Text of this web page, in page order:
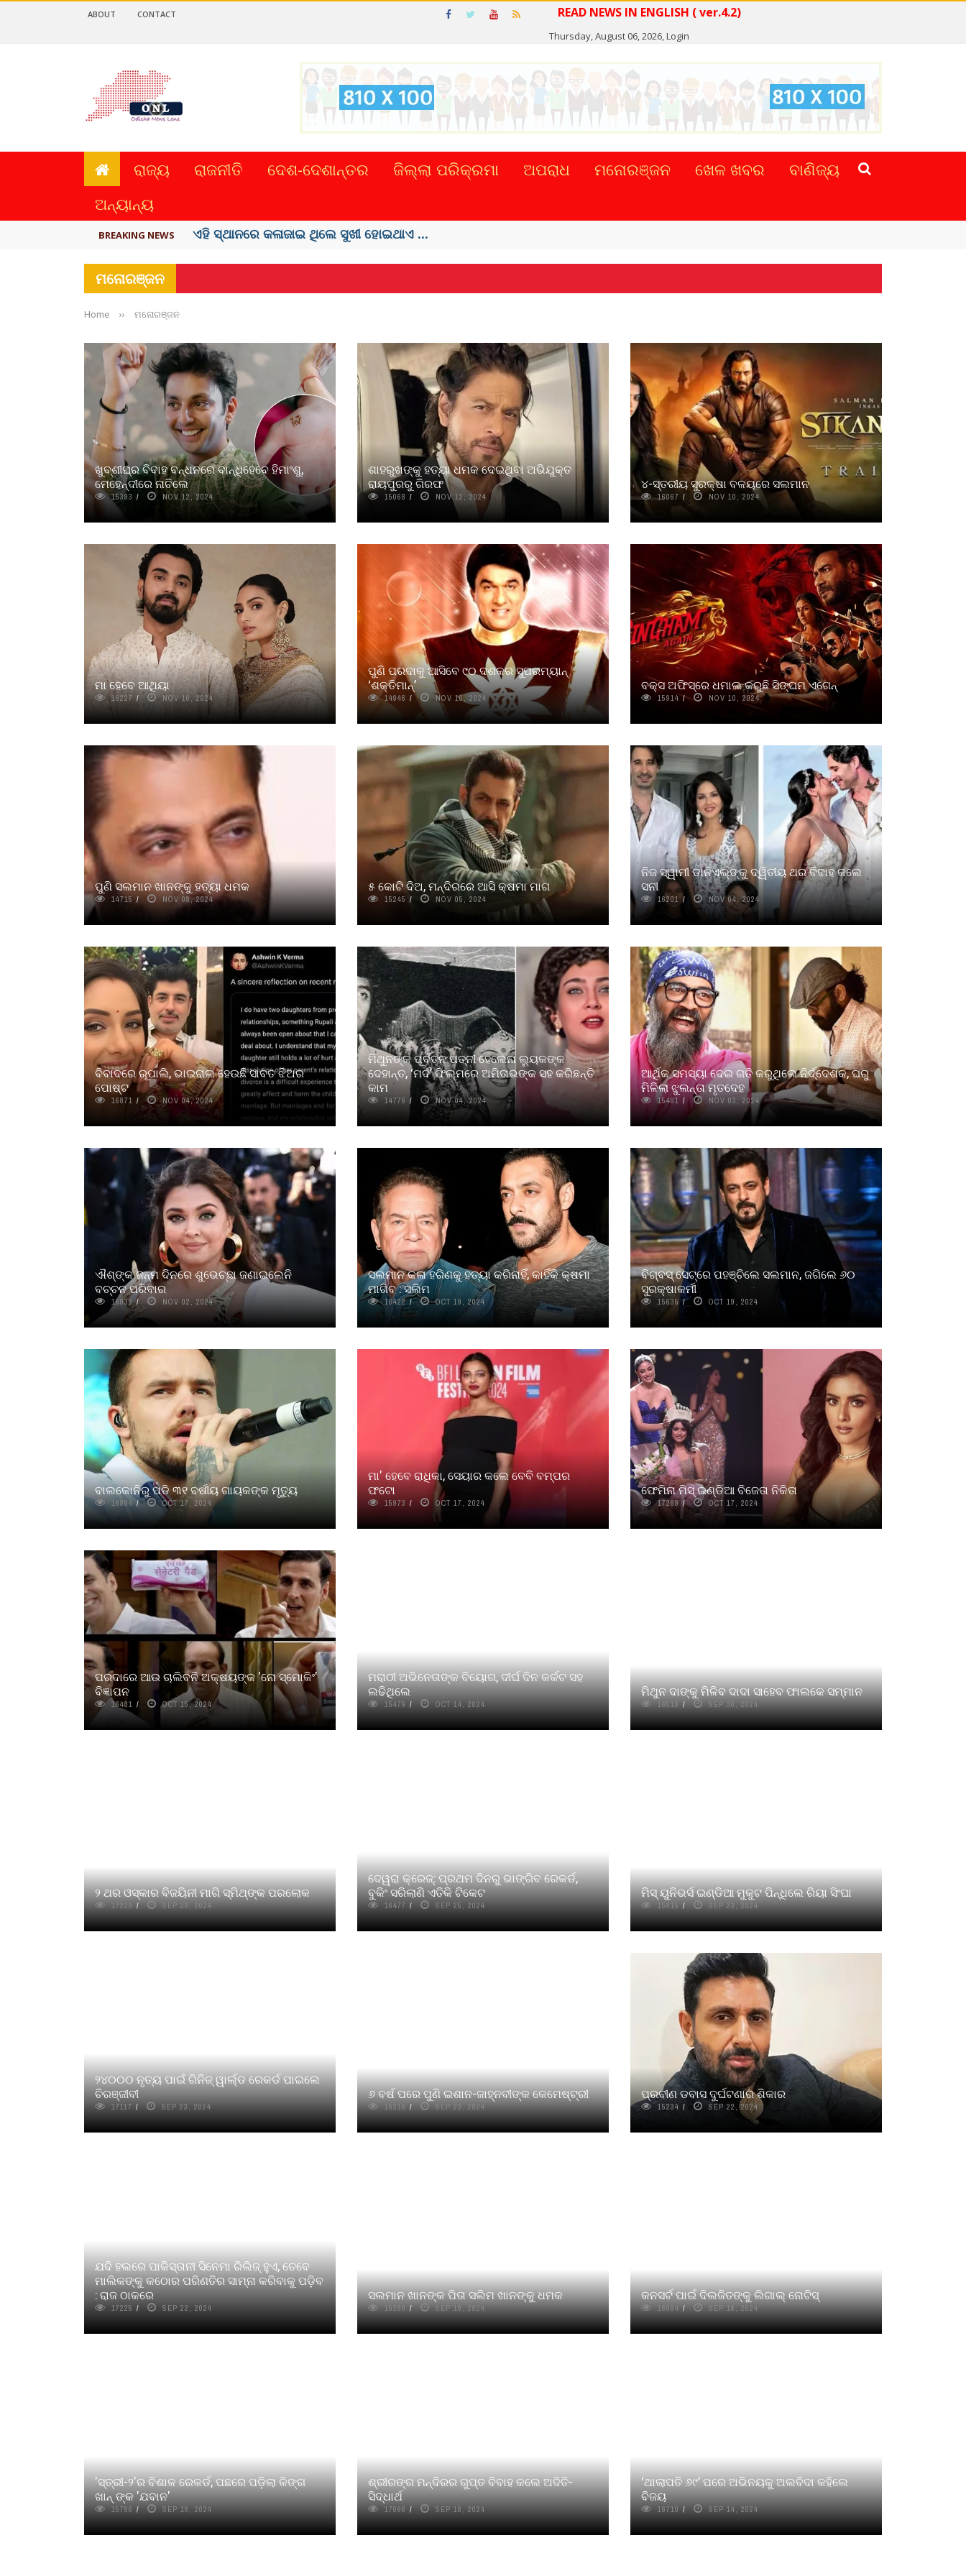
READ NEWS IN ENGLISH ( ver.4.2)
Thursday, August 06, 2026,Login
ABOUT CONTACT
ରାଜ୍ୟ ରାଜନୀତି ଦେଶ-ଦେଶାନ୍ତର ଜିଲ୍ଲା ପରିକ୍ରମା ଅପରାଧ ମନୋରଞ୍ଜନ ଖେଳ ଖବର
ବାଣିଜ୍ୟ
ଅନ୍ୟାନ୍ୟ
BREAKING NEWS ଦେଶରେ ପ୍ଲାଷ୍ଟିକ୍ ନୋଟ୍‌ ପ୍ରଚଳନ ...
ମନୋରଞ୍ଜନ
Home ›› ମନୋରଞ୍ଜନ
ଖୁବ୍‌ଶୀଘ୍ର ବିବାହ ବନ୍ଧନରେ ବାନ୍ଧିହେବେ ହିମାଂଶୁ,
ମେହେନ୍ଦୀରେ ନାଚିଲେ
15393 NOV 12, 2024
ଶାହରୁଖଙ୍କୁ ହତ୍ୟା ଧମକ ଦେଇଥିବା ଅଭିଯୁକ୍ତ
ରାୟପୁରରୁ ଗିରଫ
15068 NOV 12, 2024
୪-ସ୍ତରୀୟ ସୁରକ୍ଷା ବଳୟରେ ସଲମାନ
16067 NOV 10, 2024
ମା ହେବେ ଆଥିୟା
16227 NOV 10, 2024
ପୁଣି ପରଦାକୁ ଆସିବେ ୯୦ ଦଶକର ସୁପରମ୍ୟାନ୍
‘ଶକ୍ତିମାନ୍‌’
14946 NOV 10, 2024
ବକ୍ସ ଅଫିସ୍‌ରେ ଧମାଲ କରୁଛି ସିଙ୍ଘମ ଏଗେନ୍
15914 NOV 10, 2024
ପୁଣି ସଲମାନ ଖାନଙ୍କୁ ହତ୍ୟା ଧମକ
14715 NOV 08, 2024
୫ କୋଟି ଦିଅ, ମନ୍ଦିରରେ ଆସି କ୍ଷମା ମାଗ
15245 NOV 05, 2024
ନିଜ ସ୍ୱାମୀ ଡାନିଏଲ୍‌ଙ୍କୁ ଦ୍ୱିତୀୟ ଥର ବିବାହ କଲେ
ସନୀ
16201 NOV 04, 2024
ବିବାଦରେ ରୂପାଲି, ଭାଇରାଲ ହେଉଛି ସାବତ ଝିଅର
ପୋଷ୍ଟ
16871 NOV 04, 2024
ମିଥୁନଙ୍କ ପୂର୍ବତନ ପତ୍ନୀ ହେଲେନା ଲ୍ୟୁକଙ୍କ
ଦେହାନ୍ତ, ‘ମର୍ଦ’ ଫିଲ୍ମରେ ଅମିତାଭଙ୍କ ସହ କରିଛନ୍ତି
କାମ
14776 NOV 04, 2024
ଆର୍ଥିକ ସମସ୍ୟା ଦେଇ ଗତି କରୁଥିଲେ ନିର୍ଦ୍ଦେଶକ, ଘରୁ
ମିଳିଲା ଝୁଲନ୍ତା ମୃତଦେହ
15461 NOV 03, 2024
ଐଶ୍‌ଙ୍କ ଜନ୍ମ ଦିନରେ ଶୁଭେଚ୍ଛା ଜଣାଇଲେନି
ବଚ୍ଚନ ପରିବାର
16039 NOV 02, 2024
ସଲମାନ କଳା ହରିଣକୁ ହତ୍ୟା କରିନାହିଁ, କାହିଁକି କ୍ଷମା
ମାଗିବ : ସଲିମ
16422 OCT 19, 2024
ବିଗ୍‌ବସ୍ ସେଟ୍‌ରେ ପହଞ୍ଚିଲେ ସଲମାନ, ଜଗିଲେ ୬୦
ସୁରକ୍ଷାକର୍ମୀ
15635 OCT 19, 2024
ବାଲକୋନିରୁ ପଡି ୩୧ ବର୍ଷୀୟ ଗାୟକଙ୍କ ମୃତ୍ୟୁ
16894 OCT 17, 2024
ମା' ହେବେ ରାଧିକା, ସେୟାର କଲେ ବେବି ବମ୍ପର
ଫଟୋ
15973 OCT 17, 2024
ଫେମିନା ମିସ୍‌ ଇଣ୍ଡିଆ ବିଜେତା ନିକିତା
17269 OCT 17, 2024
ପରଦାରେ ଆଉ ଚାଲିବନି ଅକ୍ଷୟଙ୍କ 'ନୋ ସ୍ମୋକିଂ'
ବିଜ୍ଞାପନ
16481 OCT 15, 2024
ମରାଠୀ ଅଭିନେତାଙ୍କ ବିୟୋଗ, ଦୀର୍ଘ ଦିନ କର୍କଟ ସହ
ଲଢିଥିଲେ
15479 OCT 14, 2024
ମିଥୁନ ଦାଙ୍କୁ ମିଳିବ ଦାଦା ସାହେବ ଫାଲକେ ସମ୍ମାନ
16518 SEP 30, 2024
୨ ଥର ଓସ୍କାର ବିଜୟିନୀ ମାଗି ସ୍ମିଥ୍‌ଙ୍କ ପରଲୋକ
17229 SEP 28, 2024
ଦେୱରା କ୍ରେଜ୍‌: ପ୍ରଥମ ଦିନରୁ ଭାଙ୍ଗିବ ରେକର୍ଡ,
ବୁକିଂ ସରିଲାଣି ଏତିକି ଟିକେଟ
16477 SEP 25, 2024
ମିସ୍ ୟୁନିଭର୍ସ ଇଣ୍ଡିଆ ମୁକୁଟ ପିନ୍ଧିଲେ ରିୟା ସିଂଘା
15915 SEP 23, 2024
୨୪୦୦୦ ନୃତ୍ୟ ପାଇଁ ଗିନିଜ୍ ୱାର୍ଲ୍ଡ ରେକର୍ଡ ପାଇଲେ
ଚିରଞ୍ଜୀବୀ
17117 SEP 23, 2024
୬ ବର୍ଷ ପରେ ପୁଣି ଇଶାନ-ଜାହ୍ନବୀଙ୍କ କେମେଷ୍ଟ୍ରୀ
16316 SEP 23, 2024
ପ୍ରବୀଣ ଡବାସ ଦୁର୍ଘଟଣାର ଶିକାର
15234 SEP 22, 2024
ଯଦି ହଲରେ ପାକିସ୍ତାନୀ ସିନେମା ରିଲିଜ୍ ହୁଏ, ତେବେ
ମାଲିକଙ୍କୁ କଠୋର ପରିଣତିର ସାମ୍ନା କରିବାକୁ ପଡ଼ିବ
: ରାଜ ଠାକରେ
17225 SEP 22, 2024
ସଲମାନ ଖାନଙ୍କ ପିତା ସଲିମ ଖାନଙ୍କୁ ଧମକ
15380 SEP 19, 2024
କନସର୍ଟ ପାଇଁ ଦିଲଜିତଙ୍କୁ ଲିଗାଲ୍‌ ନୋଟିସ୍‌
16694 SEP 18, 2024
'ସ୍ତ୍ରୀ-୨'ର ବିଶାଳ ରେକର୍ଡ, ପଛରେ ପଡ଼ିଲା କିଙ୍ଗ
ଖାନ୍ ଙ୍କ 'ଯବାନ'
15786 SEP 18, 2024
ଶ୍ରୀରଙ୍ଗ ମନ୍ଦିରର ଗୁପ୍ତ ବିବାହ କଲେ ଅଦିତି-
ସିଦ୍ଧାର୍ଥ
17096 SEP 16, 2024
‘ଥାଲାପତି ୬୯’ ପରେ ଅଭିନୟକୁ ଅଲବିଦା କହିଲେ
ବିଜୟ
16710 SEP 14, 2024